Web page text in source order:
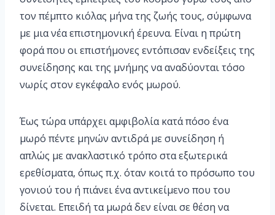
τον πέμπτο κιόλας μήνα της ζωής τους, σύμφωνα
με μια νέα επιστημονική έρευνα. Είναι η πρώτη
φορά που οι επιστήμονες εντόπισαν ενδείξεις της
συνείδησης και της μνήμης να αναδύονται τόσο
νωρίς στον εγκέφαλο ενός μωρού.
Έως τώρα υπάρχει αμφιβολία κατά πόσο ένα
μωρό πέντε μηνών αντιδρά με συνείδηση ή
απλώς με ανακλαστικό τρόπο στα εξωτερικά
ερεθίσματα, όπως π.χ. όταν κοιτά το πρόσωπο του
γονιού του ή πιάνει ένα αντικείμενο που του
δίνεται. Επειδή τα μωρά δεν είναι σε θέση να